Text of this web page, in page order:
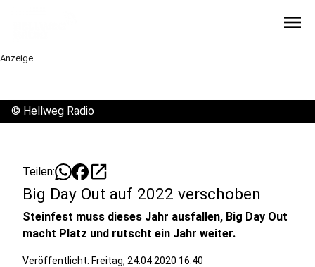
menu
Anzeige
© Hellweg Radio
Teilen: open_in_new
Big Day Out auf 2022 verschoben
Steinfest muss dieses Jahr ausfallen, Big Day Out
macht Platz und rutscht ein Jahr weiter.
Veröffentlicht: Freitag, 24.04.2020 16:40